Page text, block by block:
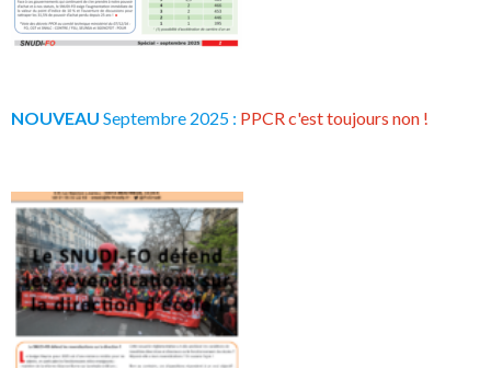
NOUVEAU Septembre 2025 : PPCR c'est toujours non !